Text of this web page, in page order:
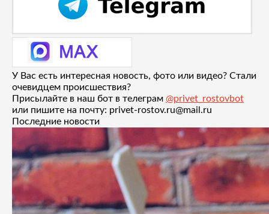
У Вас есть интересная новость, фото или видео? Стали
очевидцем происшествия?
Присылайте в наш бот в телеграм @privet_rostovbot
или пишите на почту: privet-rostov.ru@mail.ru
Последние новости